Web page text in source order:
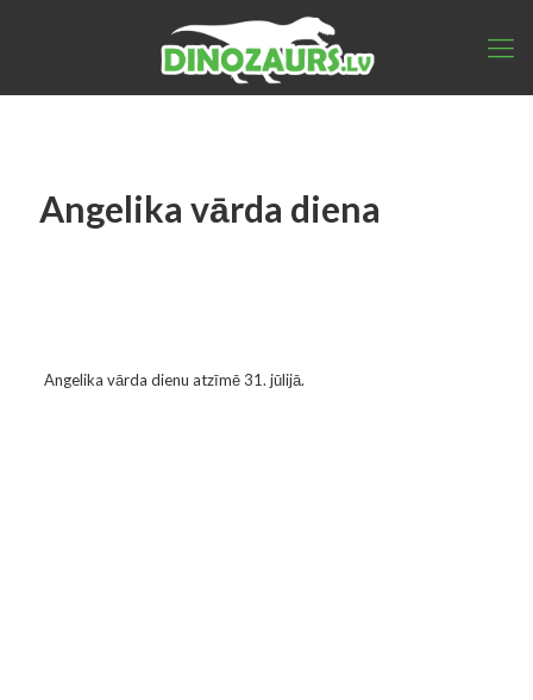
Angelika vārda diena
Angelika vārda dienu atzīmē 31. jūlijā.